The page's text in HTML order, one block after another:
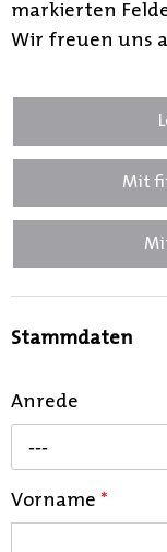
markierten
Wir freuen uns
Mit
Stammdaten
Anrede
---
Vorname *